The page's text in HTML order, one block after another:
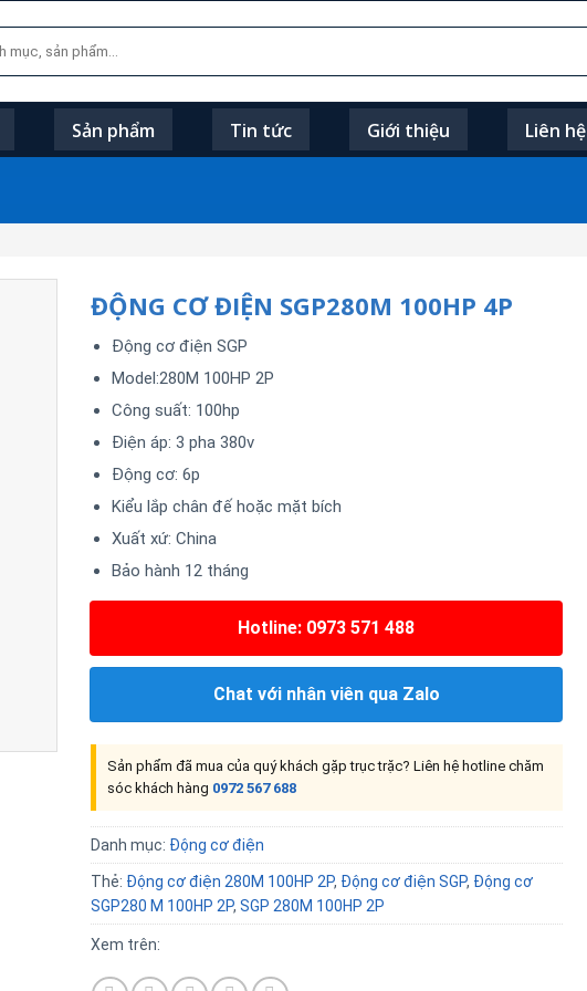
Sản phẩm Tin tức Giới thiệu Liên hệ
ĐỘNG CƠ ĐIỆN SGP280M 100HP 4P
Động cơ điện SGP
Model:280M 100HP 2P
Công suất: 100hp
Điện áp: 3 pha 380v
Động cơ: 6p
Kiểu lắp chân đế hoặc mặt bích
Xuất xứ: China
Bảo hành 12 tháng
Hotline: 0973 571 488
Chat với nhân viên qua Zalo
Sản phẩm đã mua của quý khách gặp trục trặc? Liên hệ hotline chăm
sóc khách hàng 0972 567 688
Danh mục: Động cơ điện
Thẻ: Động cơ điện 280M 100HP 2P, Động cơ điện SGP, Động cơ
SGP280 M 100HP 2P, SGP 280M 100HP 2P
Xem trên: